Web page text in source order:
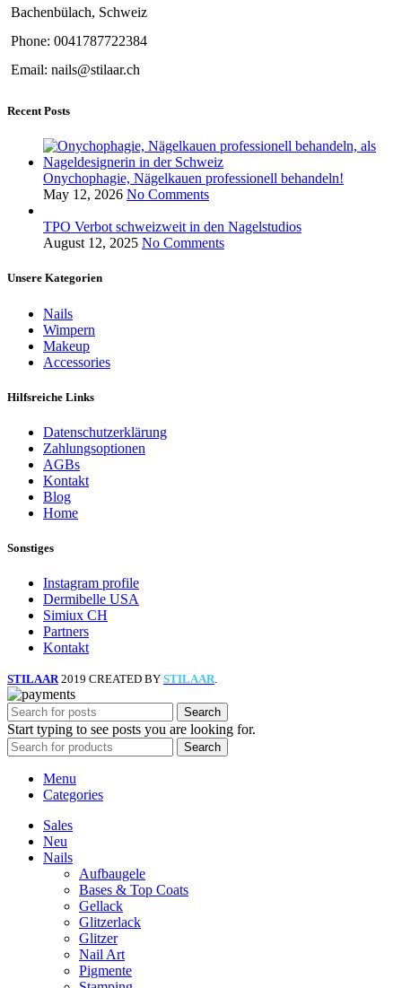
Bachenbülach, Schweiz
Phone: 0041787722384
Email: nails@stilaar.ch
Recent Posts
Onychophagie, Nägelkauen professionell behandeln!
May 12, 2026 No Comments
TPO Verbot schweizweit in den Nagelstudios
August 12, 2025 No Comments
Unsere Kategorien
Nails
Wimpern
Makeup
Accessories
Hilfsreiche Links
Datenschutzerklärung
Zahlungsoptionen
AGBs
Kontakt
Blog
Home
Sonstiges
Instagram profile
Dermibelle USA
Simiux CH
Partners
Kontakt
STILAAR 2019 CREATED BY STILAAR.
Search
Start typing to see posts you are looking for.
Search
Menu
Categories
Sales
Neu
Nails
Aufbaugele
Bases & Top Coats
Gellack
Glitzerlack
Glitzer
Nail Art
Pigmente